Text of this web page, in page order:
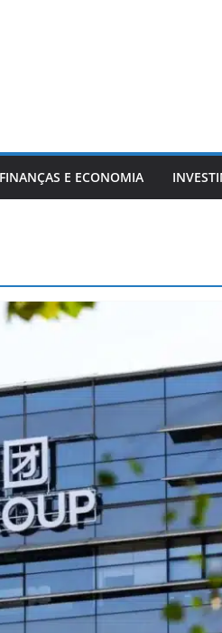
FINANÇAS E ECONOMIA